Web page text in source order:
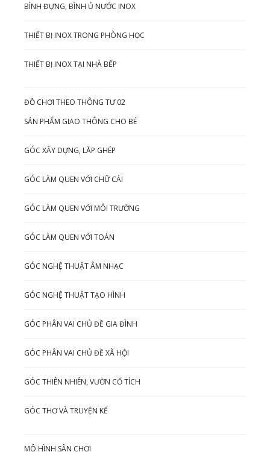
BÌNH ĐỰNG, BÌNH Ủ NƯỚC INOX
THIẾT BỊ INOX TRONG PHÒNG HỌC
THIẾT BỊ INOX TẠI NHÀ BẾP
ĐỒ CHƠI THEO THÔNG TƯ 02
SẢN PHẨM GIAO THÔNG CHO BÉ
GÓC XÂY DỰNG, LẮP GHÉP
GÓC LÀM QUEN VỚI CHỮ CÁI
GÓC LÀM QUEN VỚI MÔI TRƯỜNG
GÓC LÀM QUEN VỚI TOÁN
GÓC NGHỆ THUẬT ÂM NHẠC
GÓC NGHỆ THUẬT TẠO HÌNH
GÓC PHÂN VAI CHỦ ĐỀ GIA ĐÌNH
GÓC PHÂN VAI CHỦ ĐỀ XÃ HỘI
GÓC THIÊN NHIÊN, VƯỜN CỔ TÍCH
GÓC THƠ VÀ TRUYỆN KỂ
MÔ HÌNH SÂN CHƠI